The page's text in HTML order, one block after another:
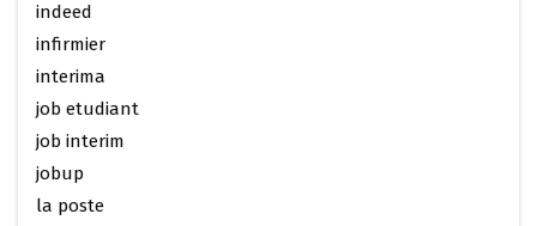
indeed
infirmier
interima
job etudiant
job interim
jobup
la poste